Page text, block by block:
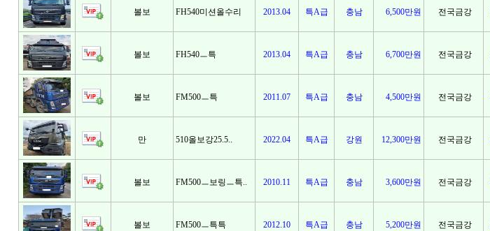
볼보 FH540미션올수리 2013.04 특A급 충남 6,500만원 전국금강
볼보 FH540ㅡ특 2013.04 특A급 충남 6,700만원 전국금강
볼보 FM500ㅡ특 2011.07 특A급 충남 4,500만원 전국금강
만 510올보강25.5.. 2022.04 특A급 강원 12,300만원 전국금강
볼보 FM500ㅡ보링ㅡ특.. 2010.11 특A급 충남 3,600만원 전국금강
볼보 FM500ㅡ특특 2012.10 특A급 충남 5,200만원 전국금강